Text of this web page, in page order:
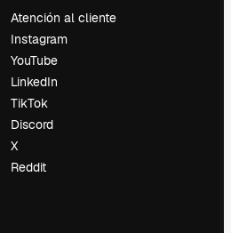
Atención al cliente
Instagram
YouTube
LinkedIn
TikTok
Discord
X
Reddit